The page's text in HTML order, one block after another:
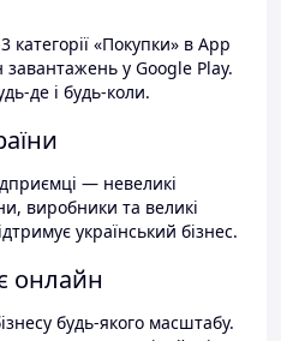
категорії «Покупки» в App
у Google Play.
де і будь-коли.
— невеликі
виробники та великі
український бізнес.
онлайн
будь-якого масштабу.